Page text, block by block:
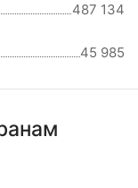
487 134
45 985